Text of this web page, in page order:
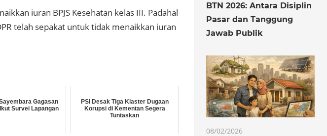
iuran BPJS Kesehatan kelas III. Padahal
telah sepakat untuk tidak menaikkan iuran
Gagasan
Survei Lapangan
PSI Desak Tiga Klaster Dugaan
Korupsi di Kementan Segera
Tuntaskan
BTN 2026: Antara Disiplin
Pasar dan Tanggung
Jawab Publik
08/02/2026